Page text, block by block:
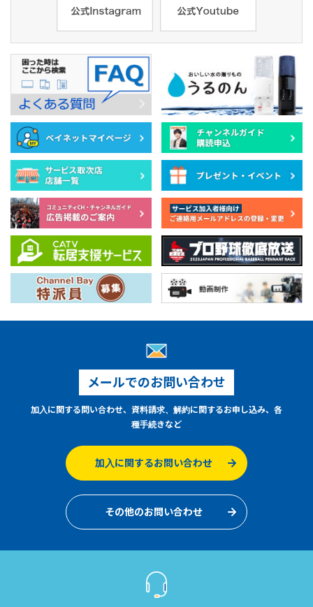
メールでのお問い合わせ
加入に関する問い合わせ、資料請求、解約に関するお申し込み、各
種手続きなど
加入に関するお問い合わせ
その他のお問い合わせ